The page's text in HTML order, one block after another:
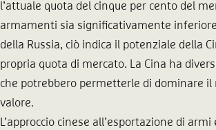
l’attuale quota del cinque per cento del
armamenti sia significativamente
della Russia, ciò indica il potenziale della
propria quota di mercato. La Cina ha
che potrebbero permetterle di dominare il
valore.
L’approccio cinese all’esportazione di